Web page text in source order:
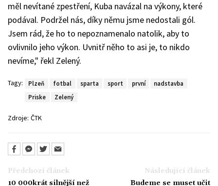
měl nevítané zpestření, Kuba navázal na výkony, které
podával. Podržel nás, díky němu jsme nedostali gól.
Jsem rád, že ho to nepoznamenalo natolik, aby to
ovlivnilo jeho výkon. Uvnitř něho to asi je, to nikdo
nevíme," řekl Zelený.
Tagy: Plzeň fotbal sparta sport první
nadstavba
Priske
Zelený
Zdroje: ČTK
Předchozí článek
10 000krát silnější než
Následující článek
Budeme se muset učit